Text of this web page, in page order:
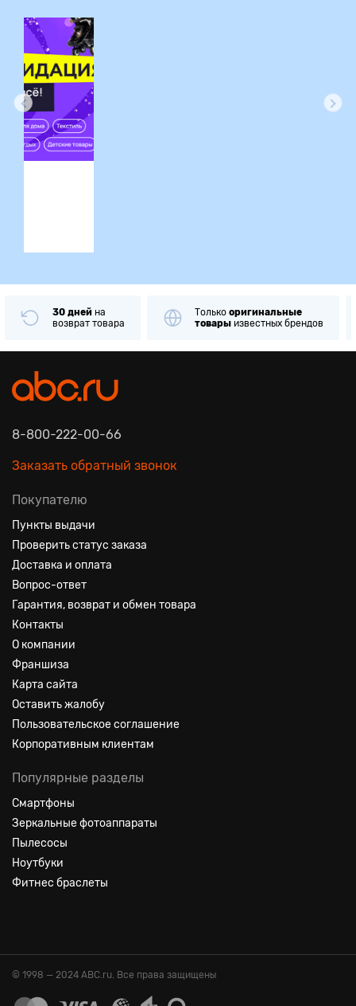
30 дней на
возврат товара
Только оригинальные
товары известных брендов
8-800-222-00-66
Заказать обратный звонок
Покупателю
Пункты выдачи
Проверить статус заказа
Доставка и оплата
Вопрос-ответ
Гарантия, возврат и обмен товара
Контакты
О компании
Франшиза
Карта сайта
Оставить жалобу
Пользовательское соглашение
Корпоративным клиентам
Популярные разделы
Смартфоны
Зеркальные фотоаппараты
Пылесосы
Ноутбуки
Фитнес браслеты
© 1998 — 2024 ABC.ru. Все права защищены